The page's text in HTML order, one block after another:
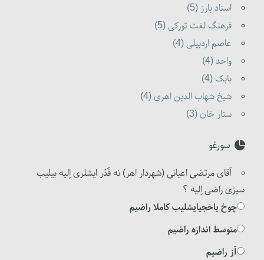
استاد بارز (5)
فرهنگ لغت تورکی (5)
عاصم اردبیلی (4)
واحد (4)
بابک (4)
شیخ شهاب الدین اهری (4)
ستار خان (3)
سورغو
آقای مرتضی اعیانی (شهردار اهر) نه قَدَر ایشلری اِلیه بیلیب
سیزی راضی اِلیه ؟
چوخ یاخجیایشلیب کاملا راضیم
متوسط اندازه راضیم
آز راضیم